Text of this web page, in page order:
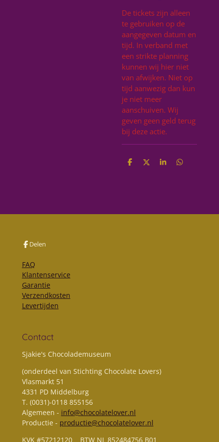
De tickets zijn alleen
te gebruiken op de
aangegeven datum en
tijd. In verband met
een strikte planning
kunnen wij hier niet
van afwijken. Niet op
tijd aanwezig dan kun
je niet meer
aanschuiven. Wij
geven geen geld terug
bij deze actie.
D
D
S
D
Delen
FAQ
Klantenservice
Garantie
Verzendkosten
Levertijden
Contact
Sjakie's Chocolademuseum
(onderdeel van Stichting Chocolate Lovers)
Vlasmarkt 51
4331 PD Middelburg
T. (0031)-0118 855156
Algemeen - info@chocolatelover.nl
Productie - productie@chocolatelover.nl
KVK #57212120 BTW NL 852484756 B01